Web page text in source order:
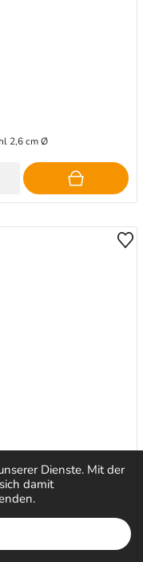
Dienste. Mit der
damit
2,6 cm Ø